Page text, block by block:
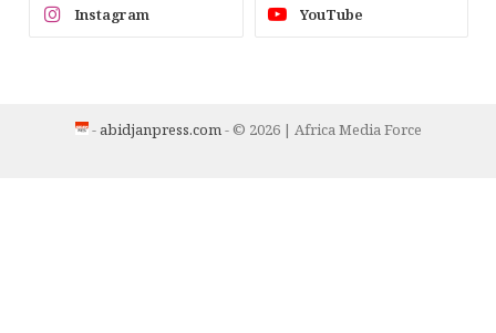
Instagram YouTube
- abidjanpress.com- © 2026 | Africa Media Force